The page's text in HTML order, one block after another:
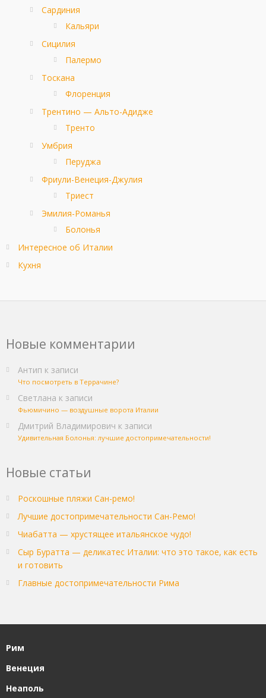
Сардиния
Кальяри
Сицилия
Палермо
Тоскана
Флоренция
Трентино — Альто-Адидже
Тренто
Умбрия
Перуджа
Фриули-Венеция-Джулия
Триест
Эмилия-Романья
Болонья
Интересное об Италии
Кухня
Новые комментарии
Антип к записи
Что посмотреть в Террачине?
Светлана к записи
Фьюмичино — воздушные ворота Италии
Дмитрий Владимирович к записи
Удивительная Болонья: лучшие достопримечательности!
Новые статьи
Роскошные пляжи Сан-ремо!
Лучшие достопримечательности Сан-Ремо!
Чиабатта — хрустящее итальянское чудо!
Сыр Буратта — деликатес Италии: что это такое, как есть
и готовить
Главные достопримечательности Рима
Рим
Венеция
Неаполь